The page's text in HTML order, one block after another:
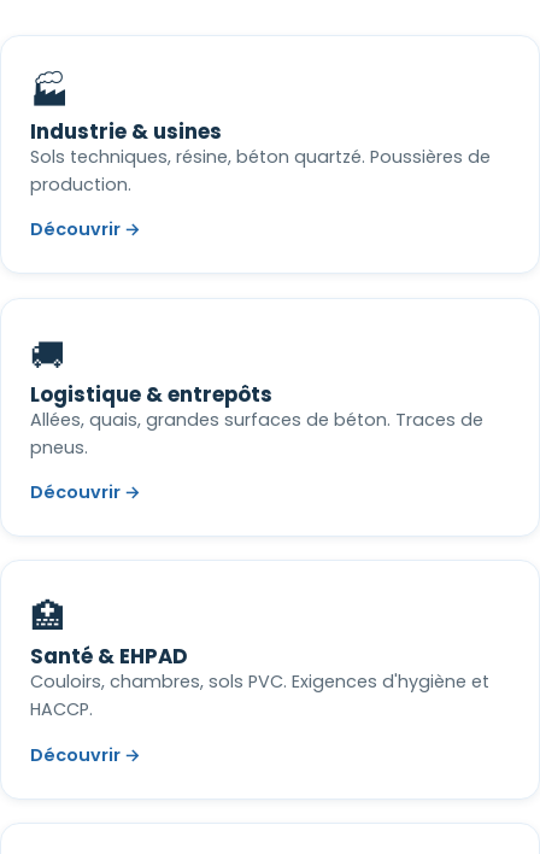
🏭
Industrie & usines
Sols techniques, résine, béton quartzé. Poussières de
production.
Découvrir →
🚚
Logistique & entrepôts
Allées, quais, grandes surfaces de béton. Traces de
pneus.
Découvrir →
🏥
Santé & EHPAD
Couloirs, chambres, sols PVC. Exigences d'hygiène et
HACCP.
Découvrir →